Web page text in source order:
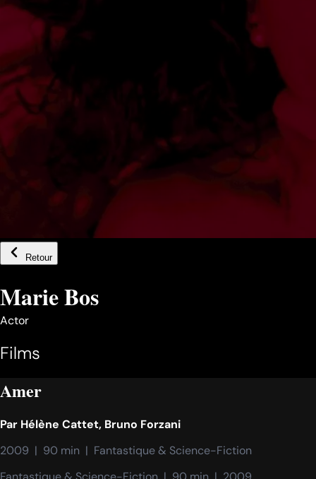
Retour
Marie Bos
Actor
Films
Amer
Par Hélène Cattet, Bruno Forzani
2009  |  90 min  |  Fantastique & Science-Fiction